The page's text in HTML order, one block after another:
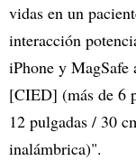
vidas en un
interacción
iPhone y MagSafe
[CIED] (más de 6
12 pulgadas / 30
inalámbrica)".